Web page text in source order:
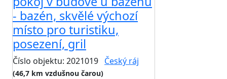
- bazén, skvělé výchozí
místo pro turistiku,
posezení, gril
Číslo objektu: 2021019 Český ráj
(46,7 km vzdušnou čarou)